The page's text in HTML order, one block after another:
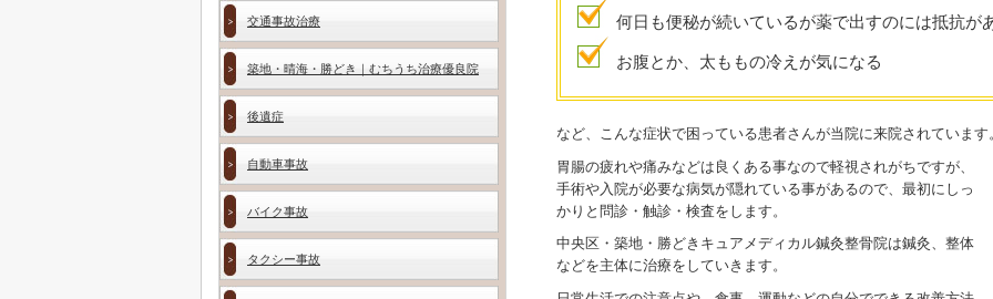
何日も便秘が続いているが薬で出すのには抵抗が
お腹とか、太ももの冷えが気になる
など、こんな症状で困っている患者さんが当院に来院されています
胃腸の疲れや痛みなどは良くある事なので軽視されがちですが、
手術や入院が必要な病気が隠れている事があるので、最初にしっ
かりと問診・触診・検査をします。
中央区・築地・勝どきキュアメディカル鍼灸整骨院は鍼灸、整体
などを主体に治療をしていきます。
交通事故治療
築地・晴海・勝どき｜むちうち治療優良院
後遺症
自動車事故
バイク事故
タクシー事故